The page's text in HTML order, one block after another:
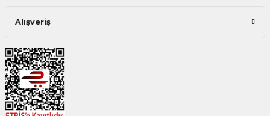
Alışveriş